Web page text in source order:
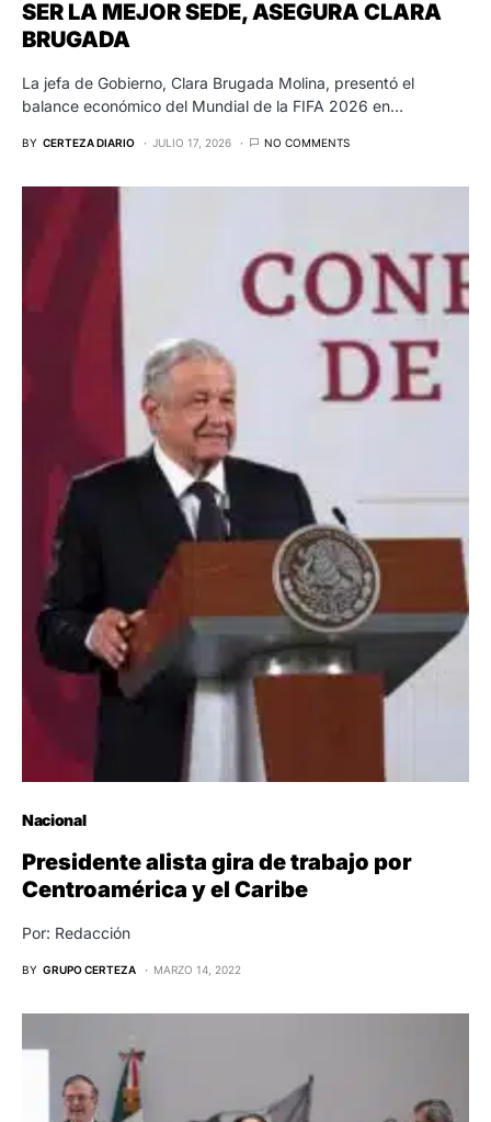
SER LA MEJOR SEDE, ASEGURA CLARA
BRUGADA
La jefa de Gobierno, Clara Brugada Molina, presentó el
balance económico del Mundial de la FIFA 2026 en…
BY CERTEZA DIARIO JULIO 17, 2026 NO COMMENTS
Nacional
Presidente alista gira de trabajo por
Centroamérica y el Caribe
Por: Redacción
BY GRUPO CERTEZA MARZO 14, 2022